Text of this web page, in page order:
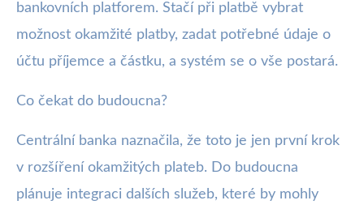
bankovních platforem. Stačí při platbě vybrat
možnost okamžité platby, zadat potřebné údaje o
účtu příjemce a částku, a systém se o vše postará.
Co čekat do budoucna?
Centrální banka naznačila, že toto je jen první krok
v rozšíření okamžitých plateb. Do budoucna
plánuje integraci dalších služeb, které by mohly